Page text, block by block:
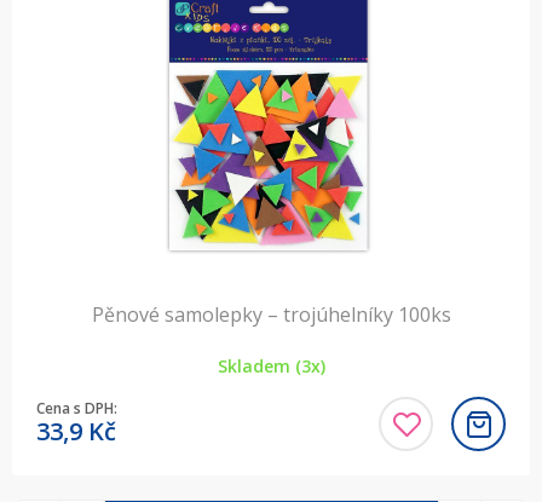
Pěnové samolepky – trojúhelníky 100ks
Skladem (3x)
Cena s DPH:
33,9 Kč